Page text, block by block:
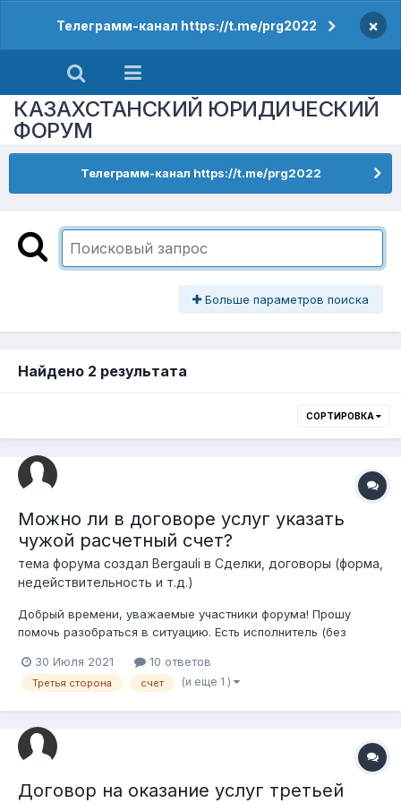
Телеграмм-канал https://t.me/prg2022 ×
КАЗАХСТАНСКИЙ ЮРИДИЧЕСКИЙ
ФОРУМ
Телеграмм-канал https://t.me/prg2022
Больше параметров поиска
Найдено 2 результата
СОРТИРОВКА
Можно ли в договоре услуг указать
чужой расчетный счет?
тема форума создал Bergauli в Сделки, договоры (форма,
недействительность и т.д.)
Добрый времени, уважаемые участники форума! Прошу
помочь разобраться в ситуацию. Есть исполнитель (без
третья сторона (ИП). Возможно ли заказчику заключить
договор на оказание услуг с исполнителем, при этом указав
30 Июля 2021 10 ответов
Третья сторона счет (и еще 1 )
Договор на оказание услуг третьей